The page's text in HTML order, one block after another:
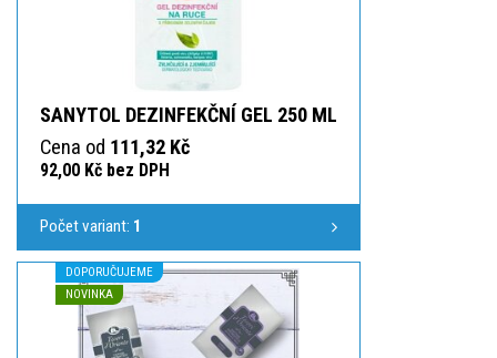
SANYTOL DEZINFEKČNÍ GEL 250 ML
Cena od 111,32 Kč
92,00 Kč bez DPH
Počet variant: 1
DOPORUČUJEME
NOVINKA